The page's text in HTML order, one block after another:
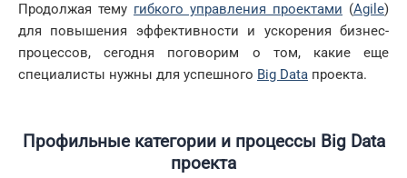
Продолжая тему гибкого управления проектами (Agile)
для повышения эффективности и ускорения бизнес-
процессов, сегодня поговорим о том, какие еще
специалисты нужны для успешного Big Data проекта.
Профильные категории и процессы Big Data
проекта